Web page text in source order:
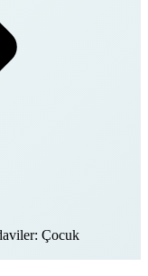
Çocuk